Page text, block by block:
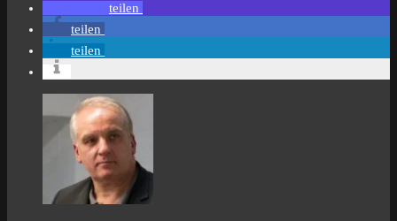
teilen
teilen
teilen